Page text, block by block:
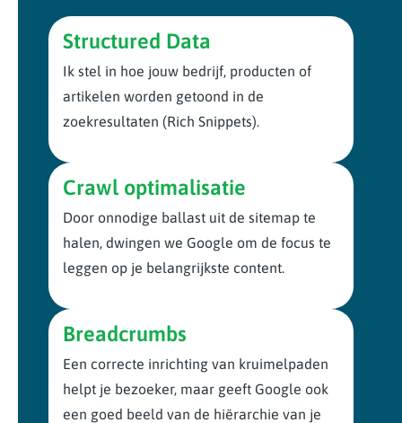
Structured Data
Ik stel in hoe jouw bedrijf, producten of
artikelen worden getoond in de
zoekresultaten (Rich Snippets).
Crawl optimalisatie
Door onnodige ballast uit de sitemap te
halen, dwingen we Google om de focus te
leggen op je belangrijkste content.
Breadcrumbs
Een correcte inrichting van kruimelpaden
helpt je bezoeker, maar geeft Google ook
een goed beeld van de hiërarchie van je